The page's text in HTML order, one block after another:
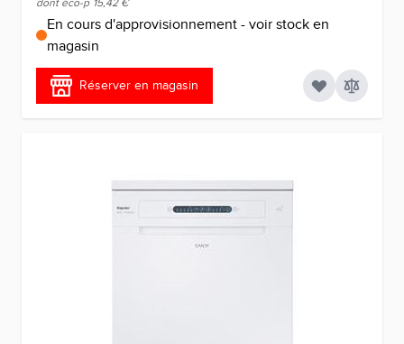
dont éco-p 15,42 €
En cours d'approvisionnement - voir stock en
magasin
Réserver en magasin